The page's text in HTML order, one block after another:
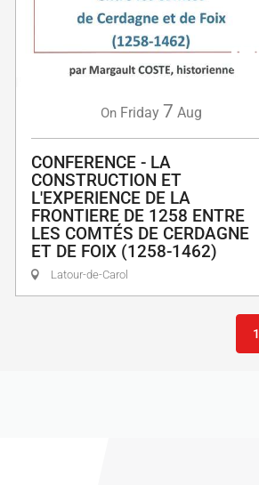
On Friday 7 Aug
CONFERENCE - LA
CONSTRUCTION ET
L'EXPERIENCE DE LA
FRONTIERE DE 1258 ENTRE
LES COMTÉS DE CERDAGNE
ET DE FOIX (1258-1462)
Latour-de-Carol
1